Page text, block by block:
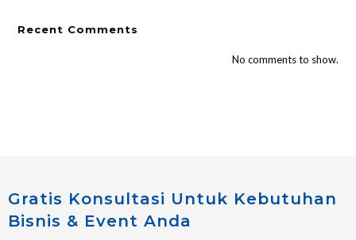
Recent Comments
No comments to show.
Gratis Konsultasi Untuk Kebutuhan
Bisnis & Event Anda